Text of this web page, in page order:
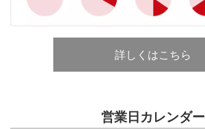
詳しくはこちら
営業日カレンダー